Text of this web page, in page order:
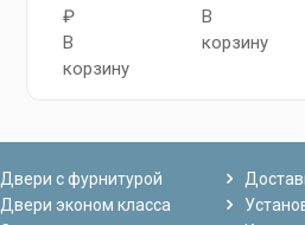
₽
В
корзину
В
корзину
Двери с фурнитурой
Двери эконом класса